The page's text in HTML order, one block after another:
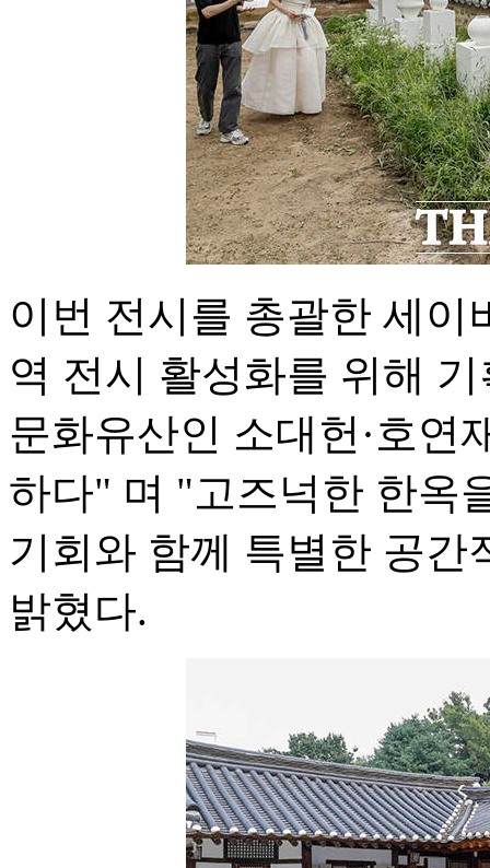
이번 전시를 총괄한 세
역 전시 활성화를 위해
문화유산인 소대헌·호연
하다" 며 "고즈넉한 한옥
기회와 함께 특별한 공
밝혔다.